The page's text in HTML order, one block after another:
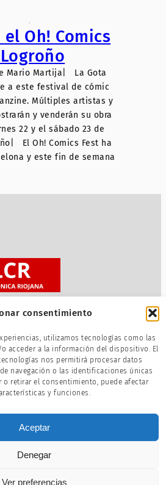
consentimiento
utilizamos tecnologías como las
acceder a la información del dispositivo. El
nos permitirá procesar datos
navegación o las identificaciones únicas
o retirar el consentimiento, puede afectar
y funciones.
Aceptar
Denegar
Ver preferencias
.
Oh! Comics
Mario Martija| La Gota
a este festival de cómic
Múltiples artistas y
y venderán su obra
22 y el sábado 23 de
El Oh! Comics Fest ha
y este fin de semana
privacidad
de servicio
cookies